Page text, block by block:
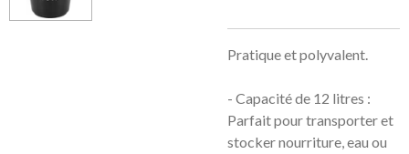
Pratique et polyvalent.
- Capacité de 12 litres :
Parfait pour transporter et
stocker nourriture, eau ou